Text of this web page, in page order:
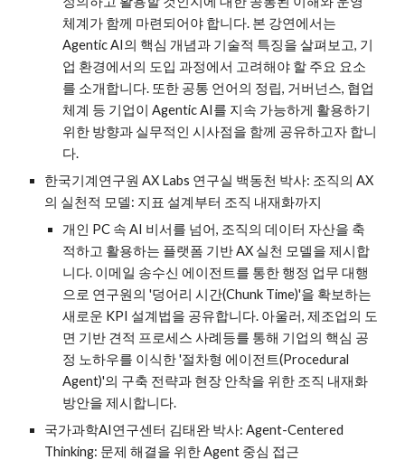
체계가 함께 마련되어야 합니다. 본 강연에서는
Agentic AI의 핵심 개념과 기술적 특징을 살펴보고, 기
업 환경에서의 도입 과정에서 고려해야 할 주요 요소
를 소개합니다. 또한 공통 언어의 정립, 거버넌스, 협업
체계 등 기업이 Agentic AI를 지속 가능하게 활용하기
위한 방향과 실무적인 시사점을 함께 공유하고자 합니
다.
한국기계연구원 AX Labs 연구실 백동천 박사: 조직의 AX
의 실천적 모델: 지표 설계부터 조직 내재화까지
개인 PC 속 AI 비서를 넘어, 조직의 데이터 자산을 축
적하고 활용하는 플랫폼 기반 AX 실천 모델을 제시합
니다. 이메일 송수신 에이전트를 통한 행정 업무 대행
으로 연구원의 '덩어리 시간(Chunk Time)'을 확보하는
새로운 KPI 설계법을 공유합니다. 아울러, 제조업의 도
면 기반 견적 프로세스 사례등를 통해 기업의 핵심 공
정 노하우를 이식한 '절차형 에이전트(Procedural
Agent)'의 구축 전략과 현장 안착을 위한 조직 내재화
방안을 제시합니다.
국가과학AI연구센터 김태완 박사: Agent-Centered
Thinking: 문제 해결을 위한 Agent 중심 접근